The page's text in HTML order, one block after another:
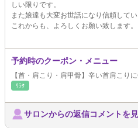
しい限りです。
また娘達も大変お世話になり信頼してい
これからも、よろしくお願い致します。
予約時のクーポン・メニュー
【首・肩こり・肩甲骨】辛い首肩こり
ﾘﾗｸ
サロンからの返信コメントを